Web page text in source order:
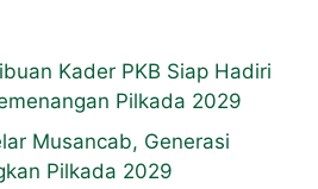
Kader PKB Siap Hadiri
Pilkada 2029
Musancab, Generasi
Pilkada 2029